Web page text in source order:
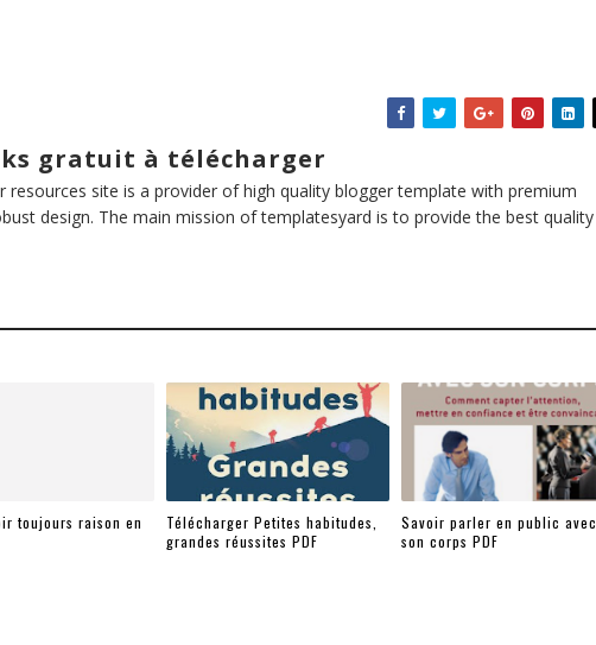
gratuit à télécharger
resources site is a provider of high quality blogger template with premium
design. The main mission of templatesyard is to provide the best quality
toujours raison en
Télécharger Petites habitudes,
grandes réussites PDF
Savoir parler en public avec
son corps PDF